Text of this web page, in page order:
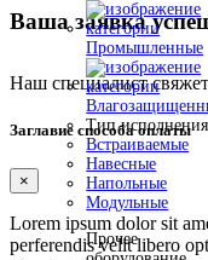
Промышленные
Тип исполнения
Встраиваемые
Навесные
Напольные
Модульные
Прочее
Ваша заявка
Наш специалист
Заглавие способа оплаты
×
Lorem ipsum dolor sit
perferendis velit libero